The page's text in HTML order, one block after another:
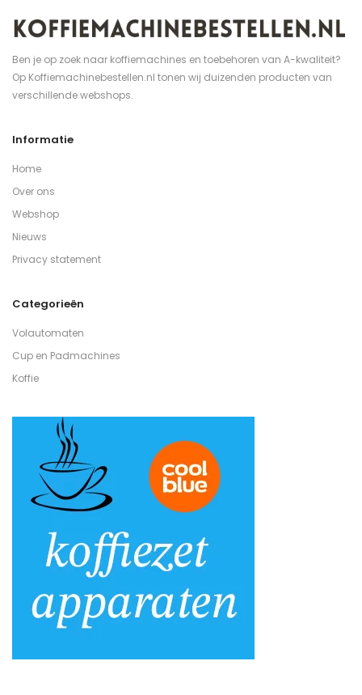
Ben je op zoek naar koffiemachines en toebehoren van A-kwaliteit?
Op Koffiemachinebestellen.nl tonen wij duizenden producten van
verschillende webshops.
Informatie
Home
Over ons
Webshop
Nieuws
Privacy statement
Categorieën
Volautomaten
Cup en Padmachines
Koffie